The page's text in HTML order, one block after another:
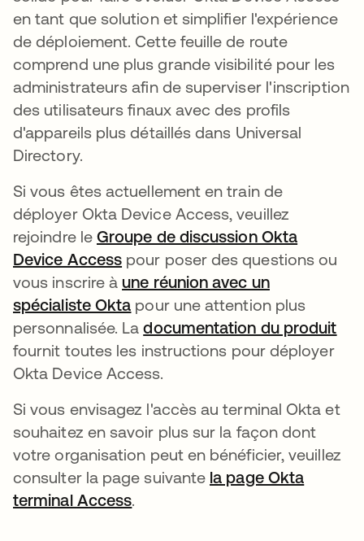
en tant que solution et simplifier l'expérience
de déploiement. Cette feuille de route
comprend une plus grande visibilité pour les
administrateurs afin de superviser l'inscription
des utilisateurs finaux avec des profils
d'appareils plus détaillés dans Universal
Directory.
Si vous êtes actuellement en train de
déployer Okta Device Access, veuillez
rejoindre leGroupe de discussion Okta
Device Access s’ouvre dans un nouvel onglet
pour poser des questions ou
vous inscrire àune réunion avec un
spécialiste Okta s’ouvre dans un nouvel onglet
pour une attention plus
personnalisée. Ladocumentation du produit
fournit toutes les instructions pour déployer
Okta Device Access.
Si vous envisagez l'accès au terminal Okta et
souhaitez en savoir plus sur la façon dont
votre organisation peut en bénéficier, veuillez
consulter la page suivante la page Okta
terminal Access.